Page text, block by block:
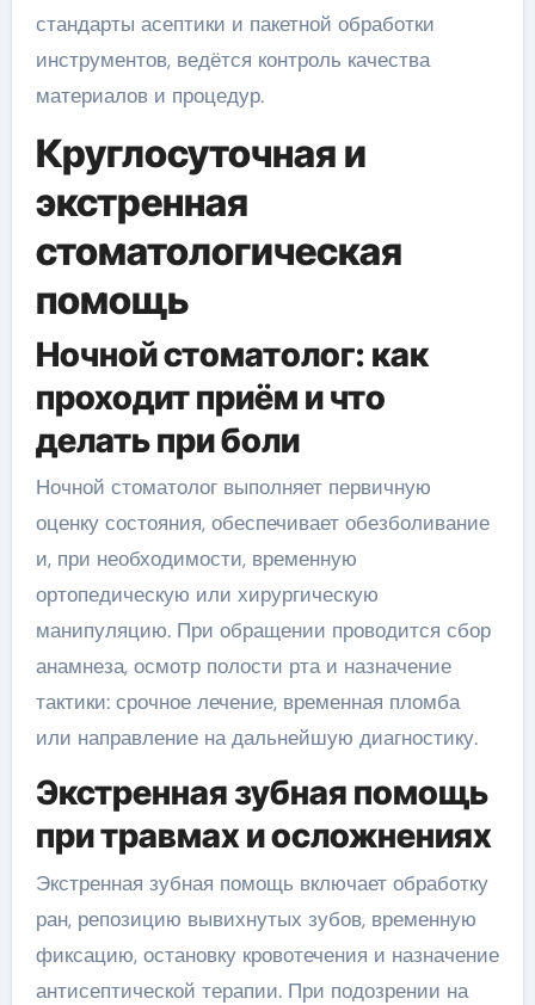
стандарты асептики и пакетной обработки
инструментов, ведётся контроль качества
материалов и процедур.
Круглосуточная и
экстренная
стоматологическая
помощь
Ночной стоматолог: как
проходит приём и что
делать при боли
Ночной стоматолог выполняет первичную
оценку состояния, обеспечивает обезболивание
и, при необходимости, временную
ортопедическую или хирургическую
манипуляцию. При обращении проводится сбор
анамнеза, осмотр полости рта и назначение
тактики: срочное лечение, временная пломба
или направление на дальнейшую диагностику.
Экстренная зубная помощь
при травмах и осложнениях
Экстренная зубная помощь включает обработку
ран, репозицию вывихнутых зубов, временную
фиксацию, остановку кровотечения и назначение
антисептической терапии. При подозрении на